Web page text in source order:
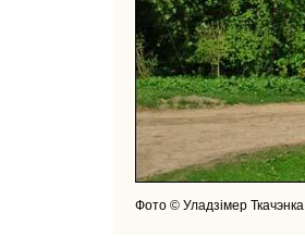
Фото © Уладзімер Ткачэнка